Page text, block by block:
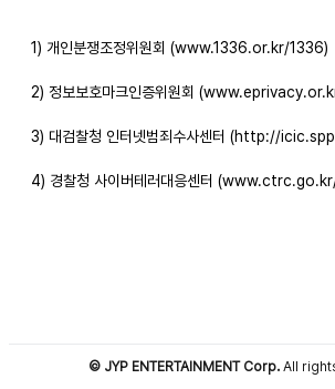
1) 개인분쟁조정위원회 (www.1336.or.kr/1336)
2) 정보보호마크인증위원회
3) 대검찰청 인터넷범죄수사센터 (http://
4) 경찰청 사이버테러대응센터
© JYP ENTERTAINMENT Corp.All